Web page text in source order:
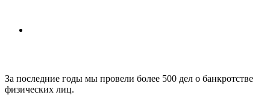
За последние годы мы провели более 500 дел о банкротстве
физических лиц.